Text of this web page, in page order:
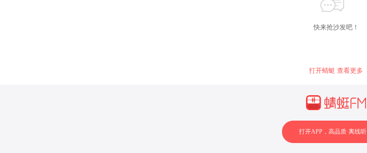
快来抢沙发吧！
打开蜻蜓 查看更多
打开APP，高品质·离线听